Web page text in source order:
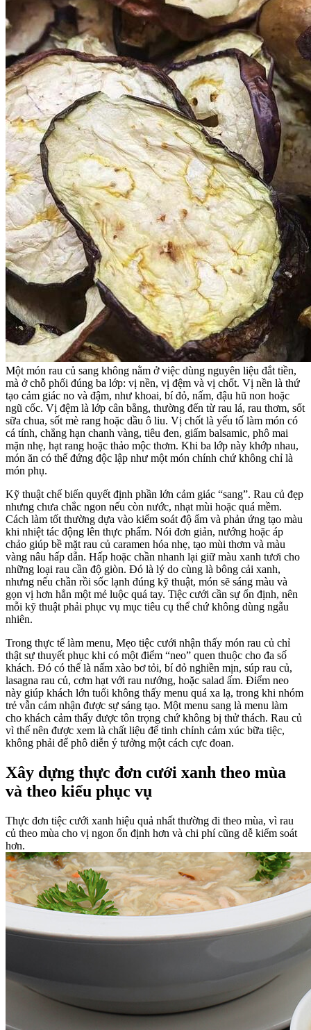
Một món rau củ sang không nằm ở việc dùng nguyên liệu đắt tiền,
mà ở chỗ phối đúng ba lớp: vị nền, vị đệm và vị chốt. Vị nền là thứ
tạo cảm giác no và đậm, như khoai, bí đỏ, nấm, đậu hũ non hoặc
ngũ cốc. Vị đệm là lớp cân bằng, thường đến từ rau lá, rau thơm, sốt
sữa chua, sốt mè rang hoặc dầu ô liu. Vị chốt là yếu tố làm món có
cá tính, chẳng hạn chanh vàng, tiêu đen, giấm balsamic, phô mai
mặn nhẹ, hạt rang hoặc thảo mộc thơm. Khi ba lớp này khớp nhau,
món ăn có thể đứng độc lập như một món chính chứ không chỉ là
món phụ.
Kỹ thuật chế biến quyết định phần lớn cảm giác “sang”. Rau củ đẹp
nhưng chưa chắc ngon nếu còn nước, nhạt mùi hoặc quá mềm.
Cách làm tốt thường dựa vào kiểm soát độ ẩm và phản ứng tạo màu
khi nhiệt tác động lên thực phẩm. Nói đơn giản, nướng hoặc áp
chảo giúp bề mặt rau củ caramen hóa nhẹ, tạo mùi thơm và màu
vàng nâu hấp dẫn. Hấp hoặc chần nhanh lại giữ màu xanh tươi cho
những loại rau cần độ giòn. Đó là lý do cùng là bông cải xanh,
nhưng nếu chần rồi sốc lạnh đúng kỹ thuật, món sẽ sáng màu và
gọn vị hơn hẳn một mẻ luộc quá tay. Tiệc cưới cần sự ổn định, nên
mỗi kỹ thuật phải phục vụ mục tiêu cụ thể chứ không dùng ngẫu
nhiên.
Trong thực tế làm menu, Mẹo tiệc cưới nhận thấy món rau củ chỉ
thật sự thuyết phục khi có một điểm “neo” quen thuộc cho đa số
khách. Đó có thể là nấm xào bơ tỏi, bí đỏ nghiền mịn, súp rau củ,
lasagna rau củ, cơm hạt với rau nướng, hoặc salad ấm. Điểm neo
này giúp khách lớn tuổi không thấy menu quá xa lạ, trong khi nhóm
trẻ vẫn cảm nhận được sự sáng tạo. Một menu sang là menu làm
cho khách cảm thấy được tôn trọng chứ không bị thử thách. Rau củ
vì thế nên được xem là chất liệu để tinh chỉnh cảm xúc bữa tiệc,
không phải để phô diễn ý tưởng một cách cực đoan.
Xây dựng thực đơn cưới xanh theo mùa
và theo kiểu phục vụ
Thực đơn tiệc cưới xanh hiệu quả nhất thường đi theo mùa, vì rau
củ theo mùa cho vị ngon ổn định hơn và chi phí cũng dễ kiểm soát
hơn.